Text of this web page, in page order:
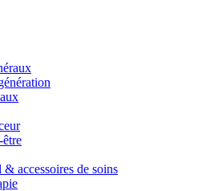
accessoires de soins